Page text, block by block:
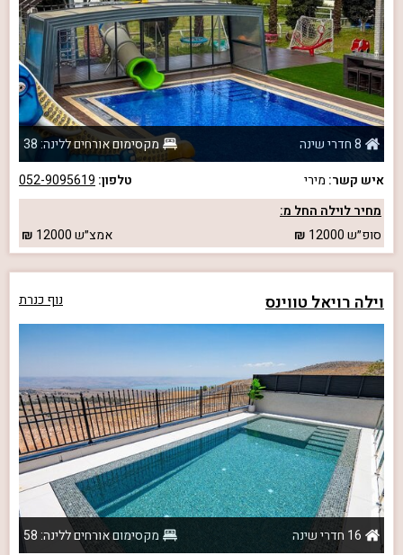
8 חדרי שינה
מקסימום אורחים ללינה: 38
איש קשר: מירי טלפון: 052-9095619
מחיר לוילה החל מ:
סופ״ש12000 אמצ״ש12000
וילה רויאל טווינס נוף כנרת
16 חדרי שינה
מקסימום אורחים ללינה: 58